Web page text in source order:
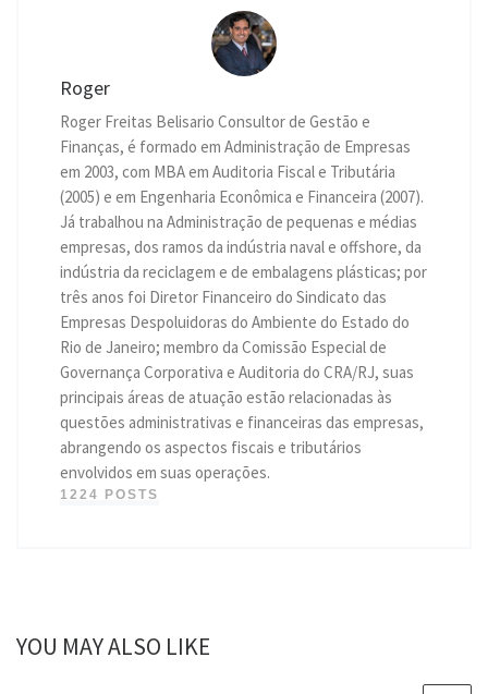
Roger
Roger Freitas Belisario Consultor de Gestão e
Finanças, é formado em Administração de Empresas
em 2003, com MBA em Auditoria Fiscal e Tributária
(2005) e em Engenharia Econômica e Financeira (2007).
Já trabalhou na Administração de pequenas e médias
empresas, dos ramos da indústria naval e offshore, da
indústria da reciclagem e de embalagens plásticas; por
três anos foi Diretor Financeiro do Sindicato das
Empresas Despoluidoras do Ambiente do Estado do
Rio de Janeiro; membro da Comissão Especial de
Governança Corporativa e Auditoria do CRA/RJ, suas
principais áreas de atuação estão relacionadas às
questões administrativas e financeiras das empresas,
abrangendo os aspectos fiscais e tributários
envolvidos em suas operações.
1224 POSTS
YOU MAY ALSO LIKE